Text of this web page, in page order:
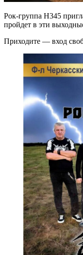
Рок-группа H345
пройдет в эти
Приходите — вход